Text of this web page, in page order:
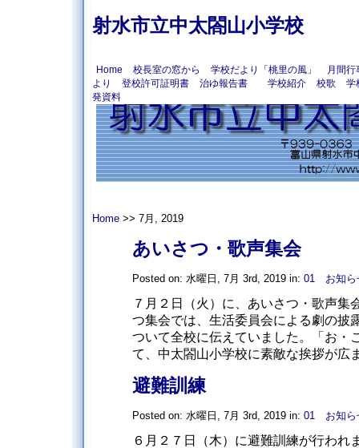
射水市立中太閤山小学校
Home 校長室の窓から 学校だより「桃里の風」
月間行
より
登校許可証明書 治ゆ報告書 学校紹介 校歌
学
発資料
Home >> 7月, 2019
あいさつ・歌声集会
Posted on: 水曜日, 7月 3rd, 2019 in: 01 お知ら
７月２日（火）に、あいさつ・歌声集
つ集会では、生活委員会による劇の披
ついて全校に伝えていました。「お・
て、中太閤山小学校に素敵な挨拶が広
避難訓練
Posted on: 水曜日, 7月 3rd, 2019 in: 01 お知ら
６月２７日（木）に避難訓練が行われ